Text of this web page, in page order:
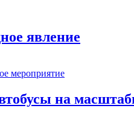
явление
на